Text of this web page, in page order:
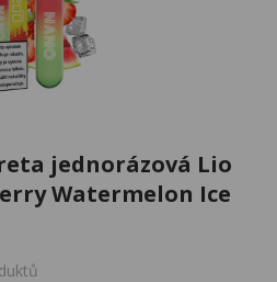
jednorázová Lio
Watermelon Ice